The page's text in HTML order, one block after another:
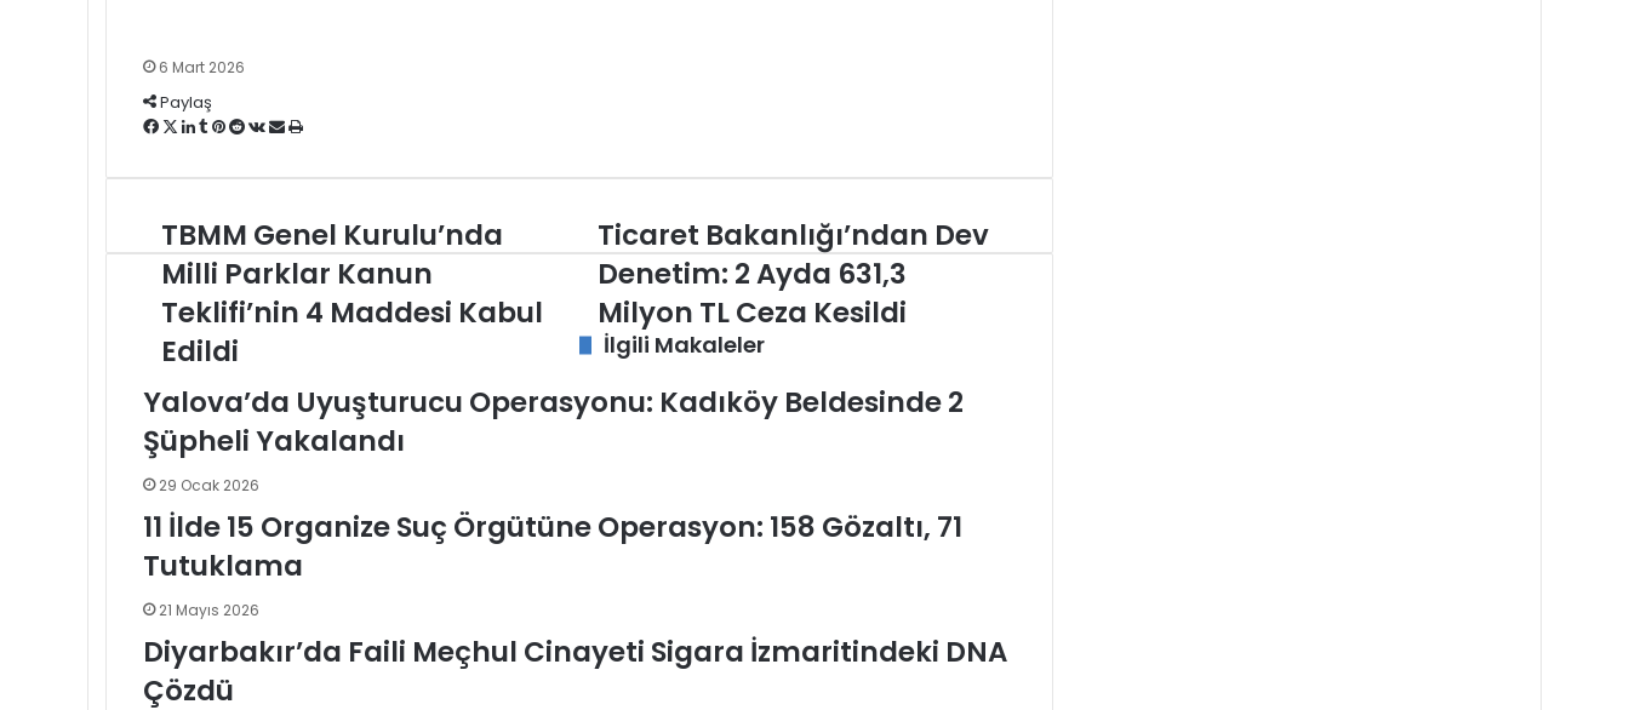
6 Mart 2026
Paylaş
Facebook
X LinkedIn
Tumblr
Pinterest
Reddit
VKontakte
E-
ile
Yazdır
TBMM
Genel
Kurulu’nda
Milli
Parklar
Kanun
4
Maddesi
Kabul
Edildi
TBMM Genel Kurulu’nda
Milli Parklar Kanun
Teklifi’nin 4 Maddesi Kabul
Edildi
Ticaret
Bakanlığı’ndan
Dev
Denetim:
2
Ayda
Milyon
Ticaret Bakanlığı’ndan Dev
Denetim: 2 Ayda 631,3
Milyon TL Ceza Kesildi
İlgili Makaleler
Yalova’da Uyuşturucu Operasyonu: Kadıköy Beldesinde 2
Şüpheli Yakalandı
29 Ocak 2026
11 İlde 15 Organize Suç Örgütüne Operasyon: 158 Gözaltı, 71
Tutuklama
21 Mayıs 2026
Diyarbakır’da Faili Meçhul Cinayeti Sigara İzmaritindeki DNA
Çözdü